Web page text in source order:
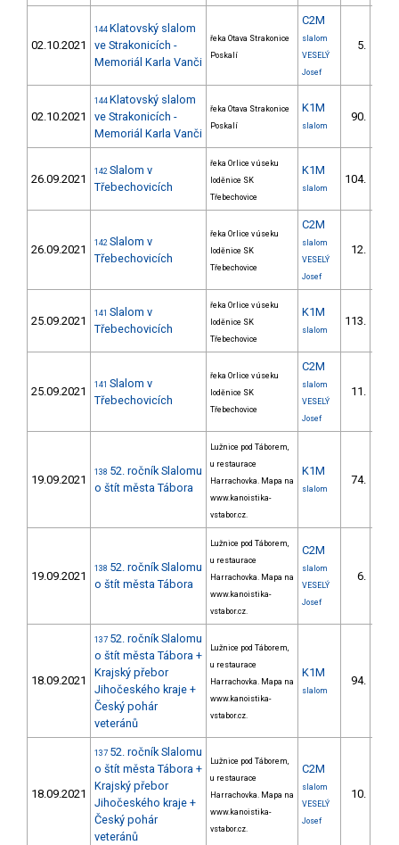
02.10.2021
144 Klatovský slalom
ve Strakonicích -
Memoriál Karla Vanči
řeka Otava Strakonice
Poskalí
C2M
slalom
VESELÝ
Josef
5.
02.10.2021
144 Klatovský slalom
ve Strakonicích -
Memoriál Karla Vanči
řeka Otava Strakonice
Poskalí
K1M
slalom
90.
26.09.2021
142 Slalom v
Třebechovicích
řeka Orlice v úseku
loděnice SK
Třebechovice
K1M
slalom
104.
26.09.2021 142 Slalom v
Třebechovicích
řeka Orlice v úseku
loděnice SK
Třebechovice
C2M
slalom
VESELÝ
Josef
12.
25.09.2021
141 Slalom v
Třebechovicích
řeka Orlice v úseku
loděnice SK
Třebechovice
K1M
slalom
113.
25.09.2021 141 Slalom v
Třebechovicích
řeka Orlice v úseku
loděnice SK
Třebechovice
C2M
slalom
VESELÝ
Josef
11.
19.09.2021
138 52. ročník Slalomu
o štít města Tábora
Lužnice pod Táborem,
u restaurace
Harrachovka. Mapa na
www.kanoistika-
vstabor.cz.
K1M
slalom
74.
19.09.2021
138 52. ročník Slalomu
o štít města Tábora
Lužnice pod Táborem,
u restaurace
Harrachovka. Mapa na
www.kanoistika-
vstabor.cz.
C2M
slalom
VESELÝ
Josef
6.
18.09.2021
137 52. ročník Slalomu
o štít města Tábora +
Krajský přebor
Jihočeského kraje +
Český pohár
veteránů
Lužnice pod Táborem,
u restaurace
Harrachovka. Mapa na
www.kanoistika-
vstabor.cz.
K1M
slalom
94.
18.09.2021
137 52. ročník Slalomu
o štít města Tábora +
Krajský přebor
Jihočeského kraje +
Český pohár
veteránů
Lužnice pod Táborem,
u restaurace
Harrachovka. Mapa na
www.kanoistika-
vstabor.cz.
C2M
slalom
VESELÝ
Josef
10.